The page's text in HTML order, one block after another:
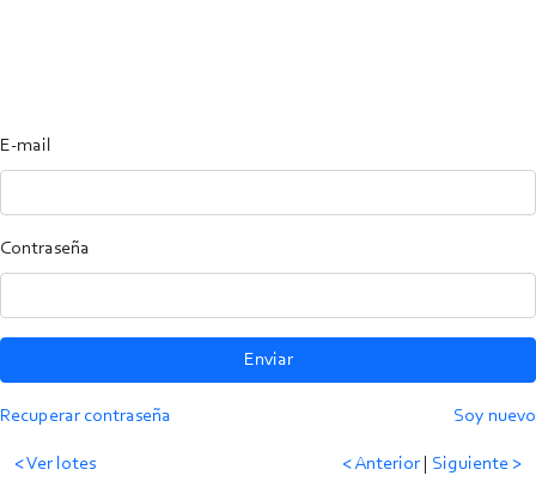
E-mail
Contraseña
Enviar
Recuperar contraseña Soy nuevo
< Ver lotes < Anterior Siguiente >